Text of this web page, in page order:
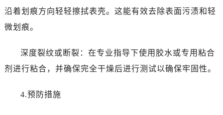
沿着划痕方向轻轻擦拭表壳。这能有效去除表面污渍和轻
微划痕。
深度裂纹或断裂：在专业指导下使用胶水或专用粘合
剂进行粘合，并确保完全干燥后进行测试以确保牢固性。
4.预防措施